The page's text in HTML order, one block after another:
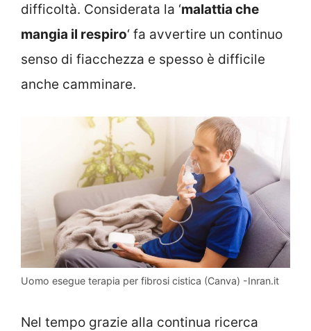
difficoltà. Considerata la ‘malattia che
mangia il respiro‘ fa avvertire un continuo
senso di fiacchezza e spesso è difficile
anche camminare.
Uomo esegue terapia per fibrosi cistica (Canva) -Inran.it
Nel tempo grazie alla continua ricerca